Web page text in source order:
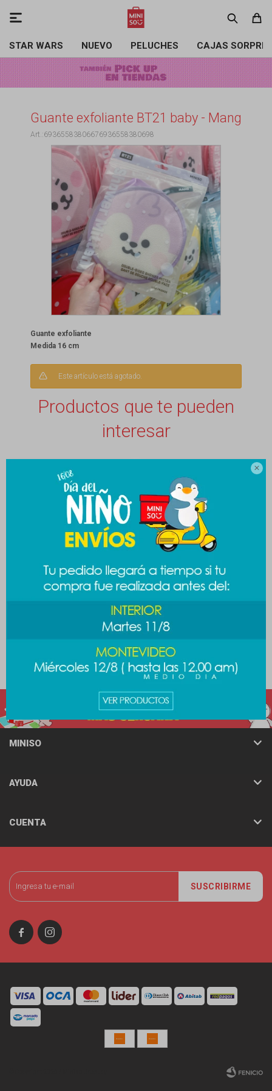

STAR WARS NUEVO PELUCHES CAJAS

Guante exfoliante BT21 baby - Mang
69365583806676936558380698
Guante exfoliante
Medida 16 cm
Este artículo está agotado.
Productos que te pueden
interesar
Porta cepillo dental - celeste
Toalla Escandalosos -
Pardo
$ 189
SUSCRIBIRME
 
MINISO
AYUDA
CUENTA